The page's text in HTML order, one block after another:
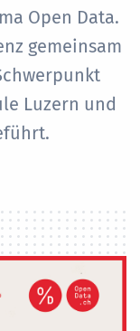
Open Data.
gemeinsam
Luzern und